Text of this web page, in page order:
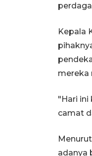
Kepala
mereka
"Hari ini
camat
adanya